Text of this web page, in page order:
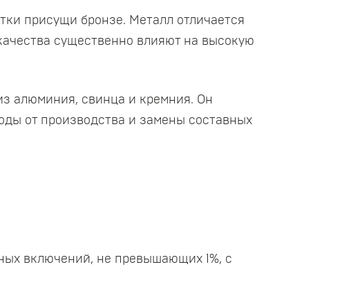
присущи бронзе. Металл отличается
существенно влияют на высокую
алюминия, свинца и кремния. Он
от производства и замены составных
включений, не превышающих 1%, с